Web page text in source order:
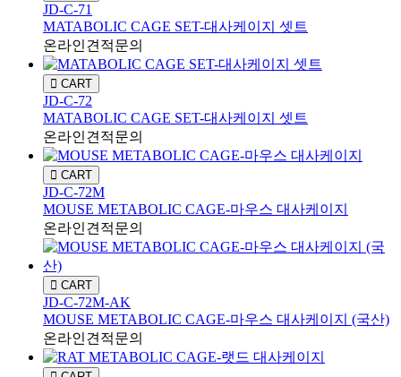
JD-C-71
MATABOLIC CAGE SET-대사케이지 셋트
온라인견적문의
CART
JD-C-72
MATABOLIC CAGE SET-대사케이지 셋트
온라인견적문의
CART
JD-C-72M
MOUSE METABOLIC CAGE-마우스 대사케이지
온라인견적문의
CART
JD-C-72M-AK
MOUSE METABOLIC CAGE-마우스 대사케이지 (국산)
온라인견적문의